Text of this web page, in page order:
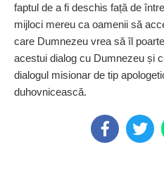
faptul de a fi deschis față de
mijloci mereu ca oamenii să
care Dumnezeu vrea să îl
acestui dialog cu Dumnezeu și
dialogul misionar de tip
duhovnicească.